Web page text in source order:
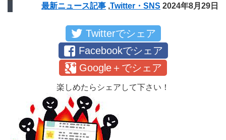
最新ニュース記事 ,Twitter・SNS 2024年8月29日
Twitterでシェア
Facebookでシェア
Google＋でシェア
楽しめたらシェアして下さい！